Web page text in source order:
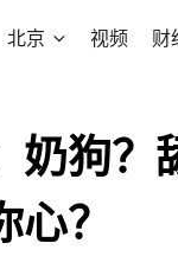
北京 视频 财
奶狗？
？